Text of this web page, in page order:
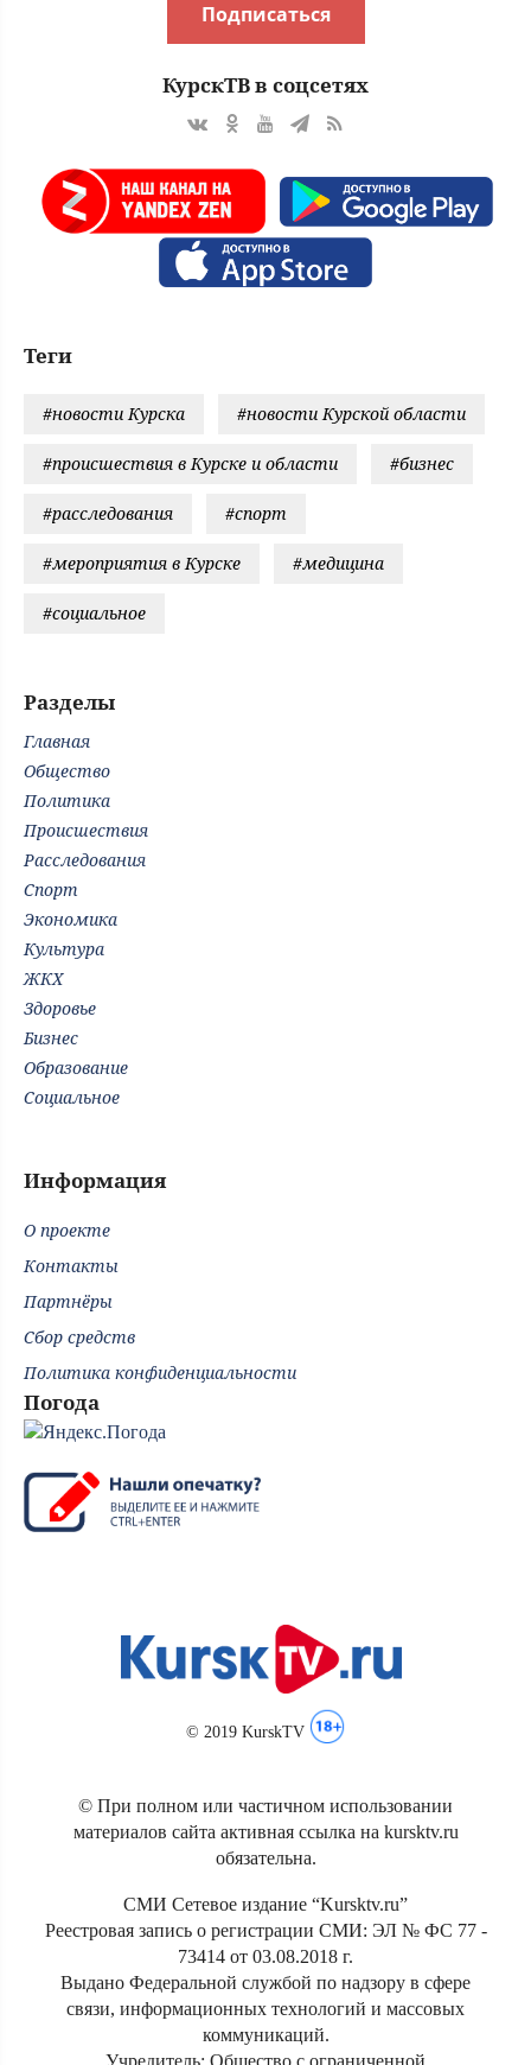
Подписаться
КурскТВ в соцсетях
Теги
#новости Курска #новости Курской области
#происшествия в Курске и области #бизнес
#расследования #спорт
#мероприятия в Курске #медицина
#социальное
Разделы
Главная
Общество
Политика
Происшествия
Расследования
Спорт
Экономика
Культура
ЖКХ
Здоровье
Бизнес
Образование
Социальное
Информация
О проекте
Контакты
Партнёры
Сбор средств
Политика конфиденциальности
Погода
© 2019 KurskTV
© При полном или частичном использовании
материалов сайта активная ссылка на kursktv.ru
обязательна.
СМИ Сетевое издание “Kursktv.ru”
Реестровая запись о регистрации СМИ: ЭЛ № ФС 77 -
73414 от 03.08.2018 г.
Выдано Федеральной службой по надзору в сфере
связи, информационных технологий и массовых
коммуникаций.